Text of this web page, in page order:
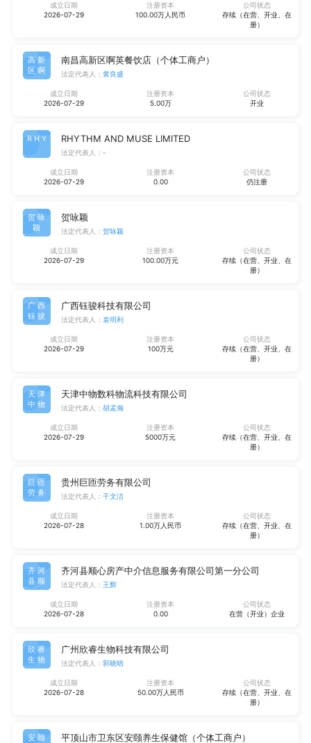
成立日期
2026-07-29
注册资本
100.00万人民币
公司状态
存续（在营、开业、在
册）
高新
区啊
南昌高新区啊英餐饮店（个体工商户）
法定代表人： 黄良盛
成立日期
2026-07-29
注册资本
5.00万
公司状态
开业
RHYT RHYTHM AND MUSE LIMITED
法定代表人： -
成立日期
2026-07-29
注册资本
0.00
公司状态
仍注册
贺咏
颖
贺咏颖
法定代表人： 贺咏颖
成立日期
2026-07-29
注册资本
100.00万元
公司状态
存续（在营、开业、在
册）
广西
钰骏
广西钰骏科技有限公司
法定代表人： 袁明利
成立日期
2026-07-29
注册资本
100万元
公司状态
存续（在营、开业、在
册）
天津
中物
天津中物数科物流科技有限公司
法定代表人： 胡孟瀚
成立日期
2026-07-29
注册资本
5000万元
公司状态
存续（在营、开业、在
册）
巨匝
劳务
贵州巨匝劳务有限公司
法定代表人： 干文洁
成立日期
2026-07-28
注册资本
1.00万人民币
公司状态
存续（在营、开业、在
册）
齐河
县顺
齐河县顺心房产中介信息服务有限公司第一分公司
法定代表人： 王辉
成立日期
2026-07-28
注册资本
0.00
公司状态
在营（开业）企业
欣睿
生物
广州欣睿生物科技有限公司
法定代表人： 郭晓晴
成立日期
2026-07-28
注册资本
50.00万人民币
公司状态
存续（在营、开业、在
册）
安颐 平顶山市卫东区安颐养生保健馆（个体工商户）